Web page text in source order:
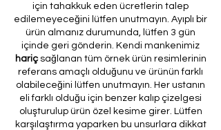
için tahakkuk eden ücretlerin talep
edilemeyeceğini lütfen unutmayın. Ayıplı bir
ürün almanız durumunda, lütfen 3 gün
içinde geri gönderin. Kendi mankenimiz
hariçsağlanan tüm örnek ürün resimlerinin
referans amaçlı olduğunu ve ürünün farklı
olabileceğini lütfen unutmayın. Her ustanın
eli farklı olduğu için benzer kalıp çizelgesi
oluşturulup ürün özel kesime girer. Lütfen
karşılaştırma yaparken bu unsurlara dikkat